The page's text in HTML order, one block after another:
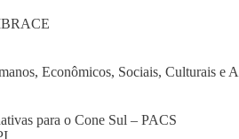
Econômicos, Sociais, Culturais e
para o Cone Sul – PACS